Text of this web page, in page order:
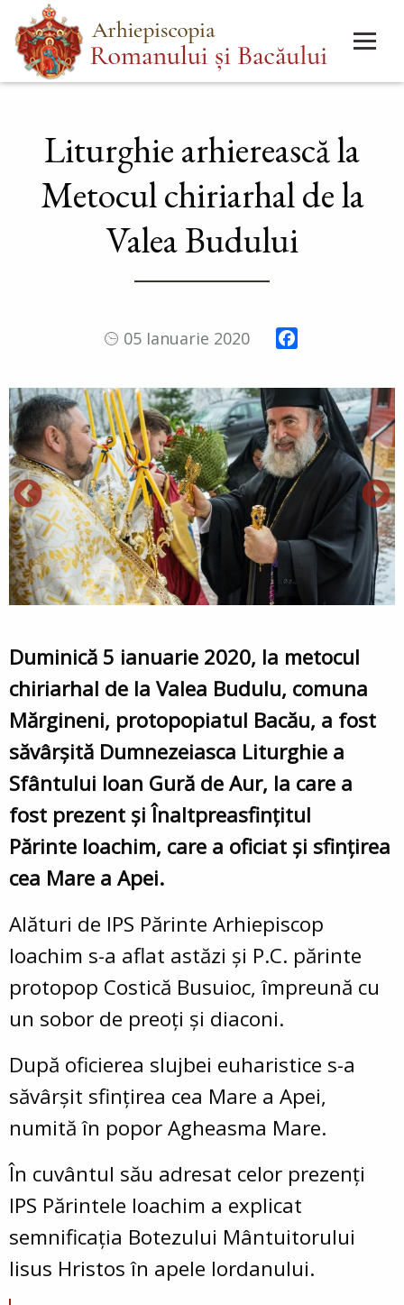
Mergi
la
conţinutul
Main
menu
Liturghie arhierească la
Metocul chiriarhal de la
Valea Budului
05 Ianuarie 2020
Duminică 5 ianuarie 2020, la metocul
chiriarhal de la Valea Budulu, comuna
Mărgineni, protopopiatul Bacău, a fost
săvârșită Dumnezeiasca Liturghie a
Sfântului Ioan Gură de Aur, la care a
fost prezent și Înaltpreasfințitul
Părinte Ioachim, care a oficiat și sfințirea
cea Mare a Apei.
Alături de IPS Părinte Arhiepiscop
Ioachim s-a aflat astăzi și P.C. părinte
protopop Costică Busuioc, împreună cu
un sobor de preoți și diaconi.
După oficierea slujbei euharistice s-a
săvârșit sfințirea cea Mare a Apei,
numită în popor Agheasma Mare.
În cuvântul său adresat celor prezenți
IPS Părintele Ioachim a explicat
semnificația Botezului Mântuitorului
Iisus Hristos în apele Iordanului.